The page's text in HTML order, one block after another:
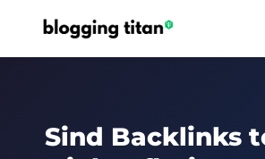
Sind Backlinks